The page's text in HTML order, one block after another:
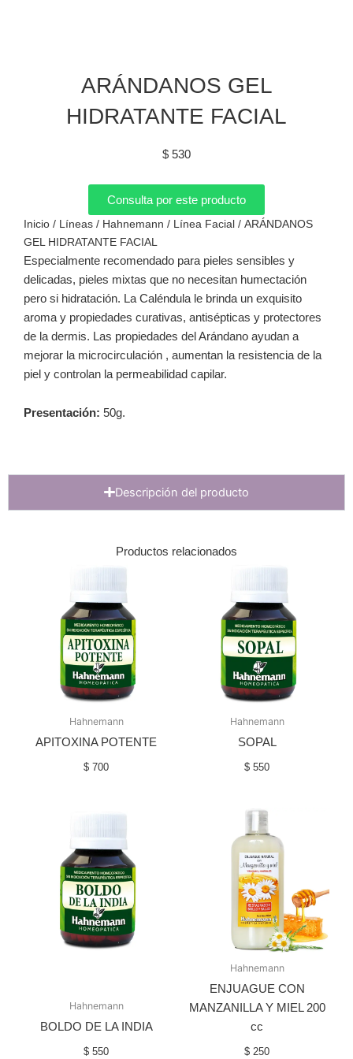
ARÁNDANOS GEL
HIDRATANTE FACIAL
$ 530
Consulta por este producto
Inicio / Líneas / Hahnemann / Línea Facial / ARÁNDANOS
GEL HIDRATANTE FACIAL
Especialmente recomendado para pieles sensibles y
delicadas, pieles mixtas que no necesitan humectación
pero si hidratación. La Caléndula le brinda un exquisito
aroma y propiedades curativas, antisépticas y protectores
de la dermis. Las propiedades del Arándano ayudan a
mejorar la microcirculación , aumentan la resistencia de la
piel y controlan la permeabilidad capilar.
Presentación: 50g.
Descripción del producto
Productos relacionados
Hahnemann
APITOXINA POTENTE
$ 700
Hahnemann
SOPAL
$ 550
Hahnemann
BOLDO DE LA INDIA
$ 550
Hahnemann
ENJUAGUE CON
MANZANILLA Y MIEL 200
cc
$ 250